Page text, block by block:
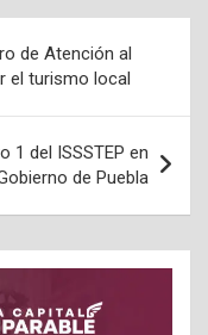
de Atención al
el turismo local
1 del ISSSTEP en
de Puebla